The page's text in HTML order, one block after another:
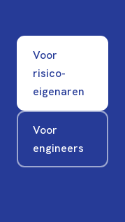
Voor
risico-
eigenaren
Voor
engineers